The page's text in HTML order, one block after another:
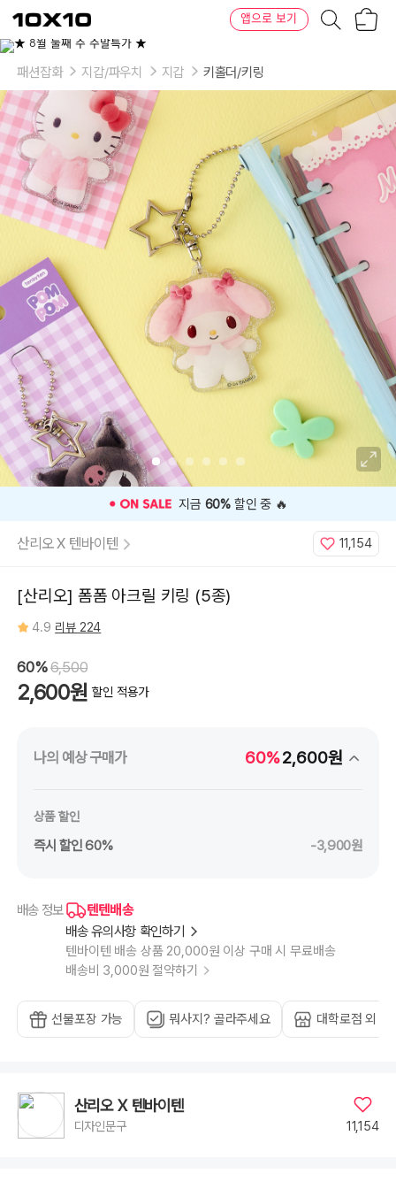
텐
바
텐
앱으로 보기
이
상
션
-
션
선
택
가
능:
헬
키
티,
로
시
나
포
차
패션잡화 지갑/파우치 지갑 키홀더/키링
⭐️ 고객 평점 4.9인기 상품 ⭐️
산리오 X 텐바이텐 11,154
[산리오] 폼폼 아크릴 키링 (5종)
4.9 리뷰 224
60%6,500
2,600원 할인 적용가
나의 예상 구매가 60%2,600원
상품 할인
즉시 할인 60% -3,900원
배송 정보
텐텐배송
배송 유의사항 확인하기
텐바이텐 배송 상품 20,000원 이상 구매 시 무료배송
배송비 3,000원 절약하기
선물포장 가능 뭐사지? 골라주세요 대학로점 외 1곳
산리오 X 텐바이텐
디자인문구 11,154